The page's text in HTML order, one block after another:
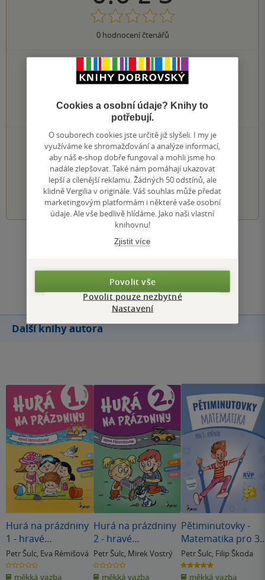
0hodnocení čtenářů
0×
4 hvězdičky
0×
2 hvězdičky
0×
1 hvezdička
PŘIDEJTE SVÉ HODNOCENÍ KNIHY
Hodnocení našich knihkupců: 0.0 z 5
1 2 3 4 5
Zobrazit všechna hodnocení
Přidat hodnocení
Další knihy autora
Hurá na prázdniny
1 - hravé
procvičování
Petr Šulc, Eva Rémišová
0.0
z
5 měkká vazba
Hurá na prázdniny
2 - hravé
procvičování
Petr Šulc, Mirek Vostrý
0.0
z
5 měkká vazba
Pětiminutovky -
Matematika pro 3.
ročník
Petr Šulc, Filip Škoda
5.0
z
5 měkká vazba
Cookies a osobní údaje? Knihy to
potřebují.
O souborech cookies jste určitě již slyšeli. I my je
využíváme ke shromažďování a analýze informací,
aby náš e-shop dobře fungoval a mohli jsme ho
nadále zlepšovat. Také nám pomáhají ukazovat
lepší a cílenější reklamu. Žádných 50 odstínů, ale
klidně Vergilia v originále. Váš souhlas může předat
marketingovým platformám i některé vaše osobní
údaje. Ale vše bedlivě hlídáme. Jako naši vlastní
knihovnu!
Zjistit více
Povolit vše
Povolit pouze nezbytné
Nastavení